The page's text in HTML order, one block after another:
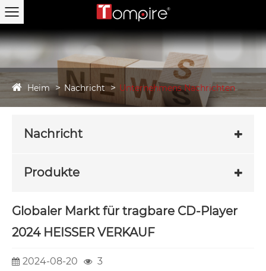
Heim Nachricht Unternehmens Nachrichten
Nachricht
Produkte
Globaler Markt für tragbare CD-Player
2024 HEISSER VERKAUF
2024-08-20
3